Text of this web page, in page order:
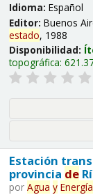
Idioma: Español
Editor: Buenos
estado, 1988
Disponibilidad:
topográfica:
Estación
provincia de
por Agua y Energía